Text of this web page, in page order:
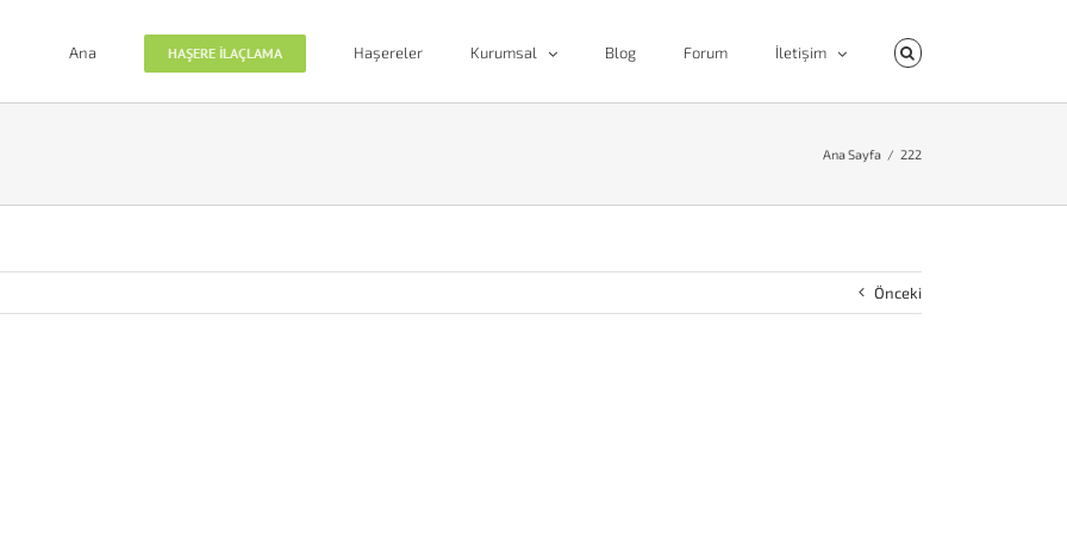
Ana HAŞERE İLAÇLAMA Haşereler Kurumsal Blog Forum İletişim
Ana Sayfa / 222
Önceki